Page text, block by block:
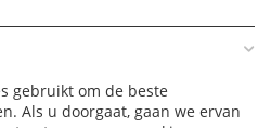
gebruikt om de beste
Als u doorgaat, gaan we ervan